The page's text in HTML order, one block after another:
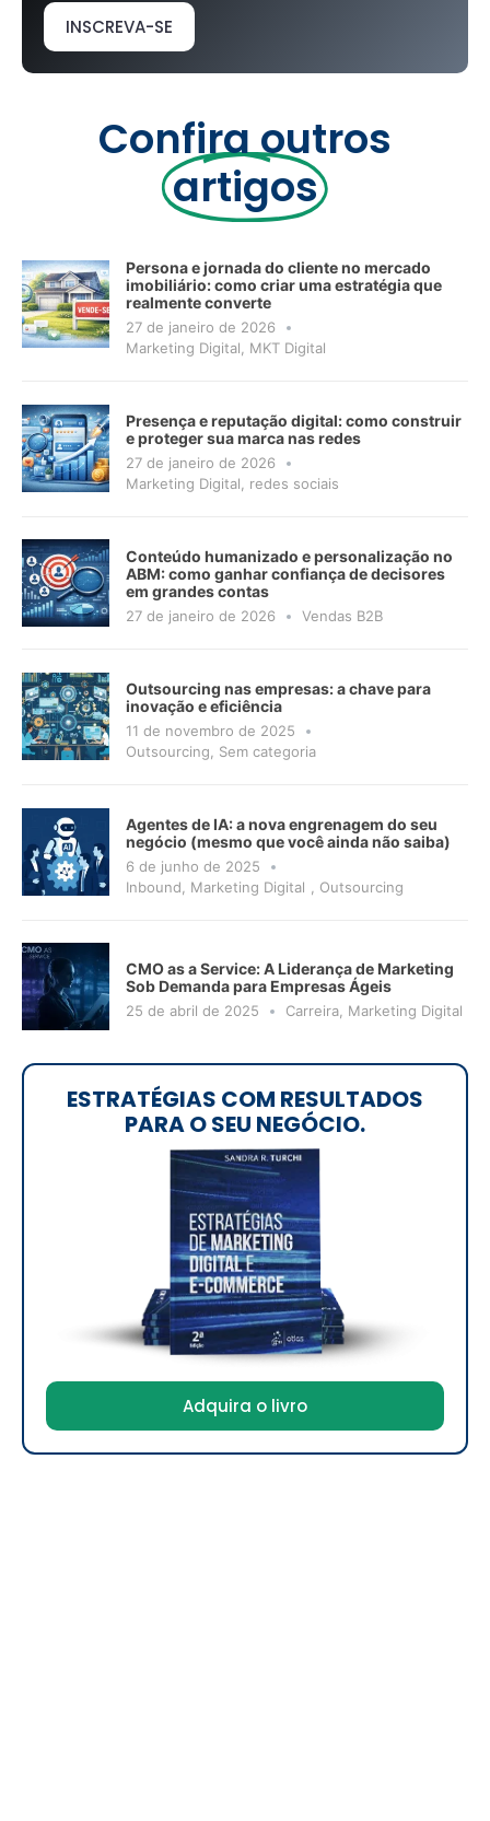
INSCREVA-SE
Confira outros
artigos
Persona e jornada do cliente no mercado
imobiliário: como criar uma estratégia que
realmente converte
27 de janeiro de 2026
Marketing Digital
MKT Digital
Presença e reputação digital: como construir
e proteger sua marca nas redes
27 de janeiro de 2026
Marketing Digital
redes sociais
Conteúdo humanizado e personalização no
ABM: como ganhar confiança de decisores
em grandes contas
27 de janeiro de 2026 Vendas B2B
Outsourcing nas empresas: a chave para
inovação e eficiência
11 de novembro de 2025
Outsourcing
Sem categoria
Agentes de IA: a nova engrenagem do seu
negócio (mesmo que você ainda não saiba)
6 de junho de 2025
Inbound
Marketing Digital Outsourcing
CMO as a Service: A Liderança de Marketing
Sob Demanda para Empresas Ágeis
25 de abril de 2025 Carreira Marketing Digital
ESTRATÉGIAS COM RESULTADOS
PARA O SEU NEGÓCIO.
Adquira o livro